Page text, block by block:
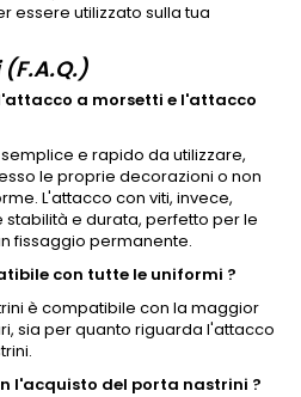
essere utilizzato sulla tua
a morsetti e l'attacco
e rapido da utilizzare,
le proprie decorazioni o non
L'attacco con viti, invece,
e durata, perfetto per le
fissaggio permanente.
con tutte le uniformi ?
è compatibile con la maggior
sia per quanto riguarda l'attacco
l'acquisto del porta nastrini ?